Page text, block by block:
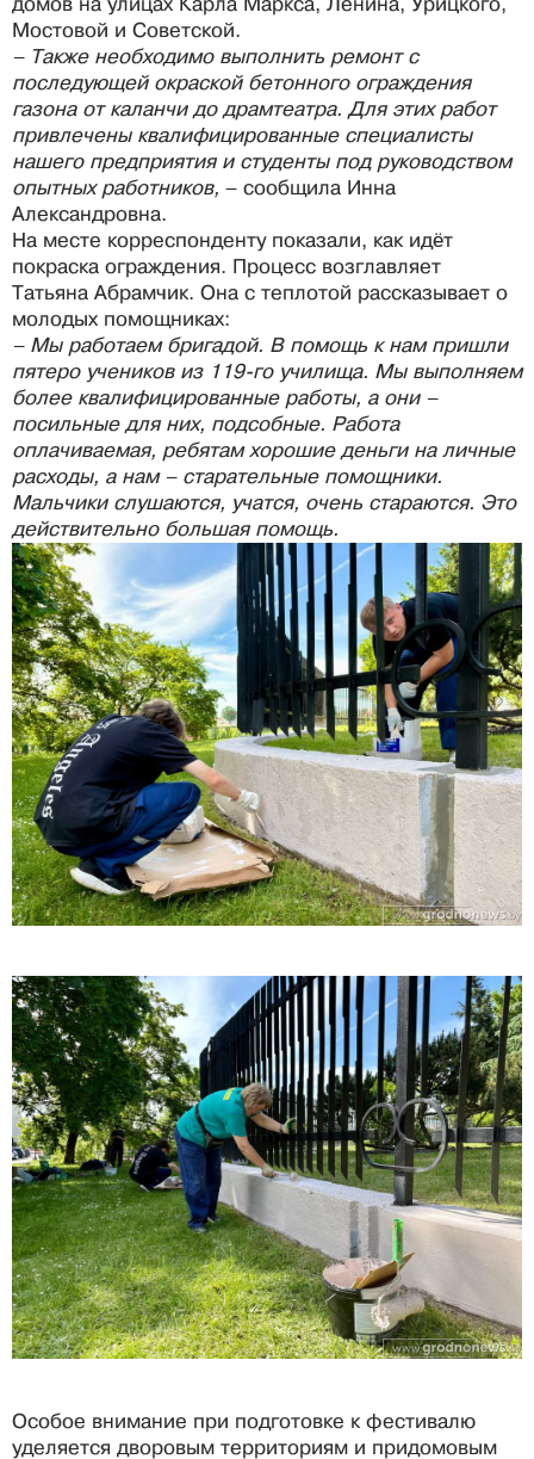
Мостовой и Советской.
– Также необходимо выполнить ремонт с
последующей окраской бетонного ограждения
газона от каланчи до драмтеатра. Для этих работ
привлечены квалифицированные специалисты
нашего предприятия и студенты под руководством
опытных работников, – сообщила Инна
Александровна.
На месте корреспонденту показали, как идёт
покраска ограждения. Процесс возглавляет
Татьяна Абрамчик. Она с теплотой рассказывает о
молодых помощниках:
– Мы работаем бригадой. В помощь к нам пришли
пятеро учеников из 119-го училища. Мы выполняем
более квалифицированные работы, а они –
посильные для них, подсобные. Работа
оплачиваемая, ребятам хорошие деньги на личные
расходы, а нам – старательные помощники.
Мальчики слушаются, учатся, очень стараются. Это
действительно большая помощь.
Особое внимание при подготовке к фестивалю
уделяется дворовым территориям и придомовым